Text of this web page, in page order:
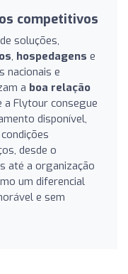
competitivos
soluções,
, hospedagens e
nacionais e
a boa relação
a Flytour consegue
disponível,
desde o
até a organização
um diferencial
e sem